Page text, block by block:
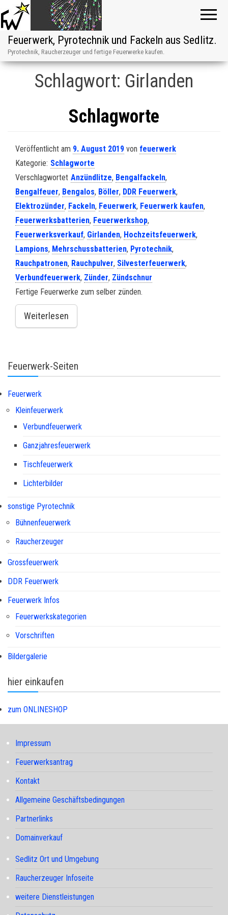
Feuerwerk, Pyrotechnik und Fackeln aus Sedlitz.
Pyrotechnik, Raucherzeuger und fertige Feuerwerke kaufen.
Schlagwort: Girlanden
Schlagworte
Veröffentlicht am 9. August 2019 von feuerwerk
Kategorie: Schlagworte
Verschlagwortet Anzündlitze, Bengalfackeln,
Bengalfeuer, Bengalos, Böller, DDR Feuerwerk,
Elektrozünder, Fackeln, Feuerwerk, Feuerwerk kaufen,
Feuerwerksbatterien, Feuerwerkshop,
Feuerwerksverkauf, Girlanden, Hochzeitsfeuerwerk,
Lampions, Mehrschussbatterien, Pyrotechnik,
Rauchpatronen, Rauchpulver, Silvesterfeuerwerk,
Verbundfeuerwerk, Zünder, Zündschnur
Fertige Feuerwerke zum selber zünden.
Weiterlesen
Feuerwerk-Seiten
Feuerwerk
Kleinfeuerwerk
Verbundfeuerwerk
Ganzjahresfeuerwerk
Tischfeuerwerk
Lichterbilder
sonstige Pyrotechnik
Bühnenfeuerwerk
Raucherzeuger
Grossfeuerwerk
DDR Feuerwerk
Feuerwerk Infos
Feuerwerkskategorien
Vorschriften
Bildergalerie
hier einkaufen
zum ONLINESHOP
Impressum
Feuerwerksantrag
Kontakt
Allgemeine Geschäftsbedingungen
Partnerlinks
Domainverkauf
Sedlitz Ort und Umgebung
Raucherzeuger Infoseite
weitere Dienstleistungen